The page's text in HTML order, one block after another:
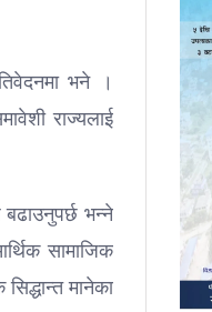
भने ।
राज्यलाई
भन्ने
सामाजिक
मानेका